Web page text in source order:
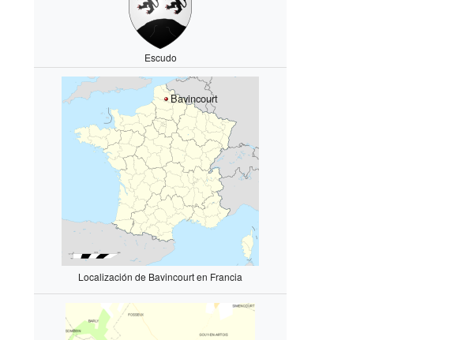
Escudo
Bavincourt
Localización de Bavincourt en Francia